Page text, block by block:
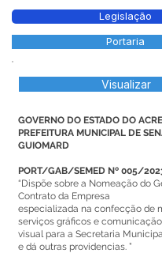
Legislação
Portaria
Visualizar
GOVERNO DO ESTADO DO ACRE
PREFEITURA MUNICIPAL DE
GUIOMARD
PORT/GAB/SEMED Nº 005/
“Dispõe sobre a Nomeação do
Contrato da Empresa
especializada na confecção de
serviços gráficos e comunicação
visual para a Secretaria
e dá outras providencias. ”